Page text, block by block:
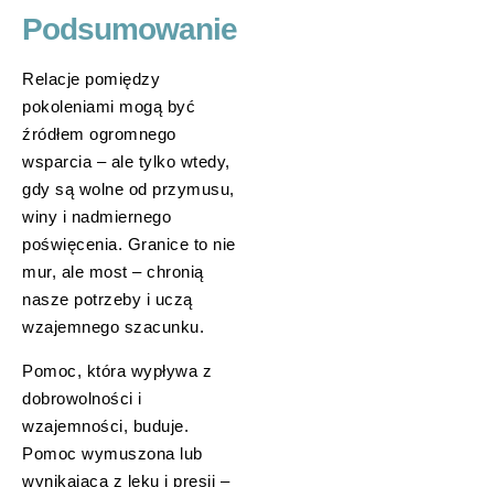
Podsumowanie
Relacje pomiędzy
pokoleniami mogą być
źródłem ogromnego
wsparcia – ale tylko wtedy,
gdy są wolne od przymusu,
winy i nadmiernego
poświęcenia. Granice to nie
mur, ale most – chronią
nasze potrzeby i uczą
wzajemnego szacunku.
Pomoc, która wypływa z
dobrowolności i
wzajemności, buduje.
Pomoc wymuszona lub
wynikająca z lęku i presji –